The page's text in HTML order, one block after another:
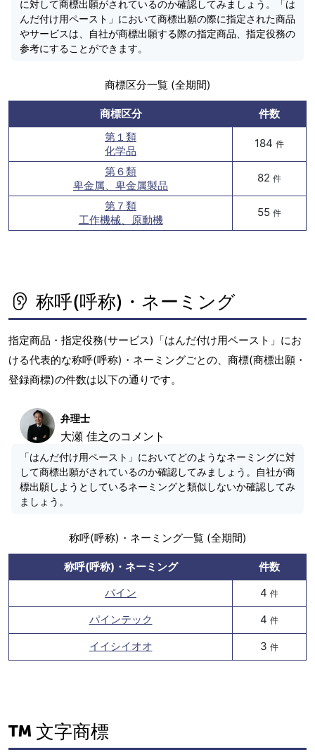
に対して商標出願がされているのか確認してみましょう。「は
んだ付け用ペースト」において商標出願の際に指定された商品
やサービスは、自社が商標出願する際の指定商品、指定役務の
参考にすることができます。
商標区分一覧 (全期間)
商標区分
件数
第１類
化学品
184 件
第６類
卑金属、卑金属製品
82 件
第７類
工作機械、原動機
55 件
称呼(呼称)・ネーミング
指定商品・指定役務(サービス)「はんだ付け用ペースト」にお
ける代表的な称呼(呼称)・ネーミングごとの、商標(商標出願・
登録商標)の件数は以下の通りです。
弁理士
大瀬 佳之のコメント
「はんだ付け用ペースト」においてどのようなネーミングに対
して商標出願がされているのか確認してみましょう。自社が商
標出願しようとしているネーミングと類似しないか確認してみ
ましょう。
称呼(呼称)・ネーミング一覧 (全期間)
称呼(呼称)・ネーミング
件数
パイン
4 件
パインテック 4 件
イイシイオオ 3 件
文字商標